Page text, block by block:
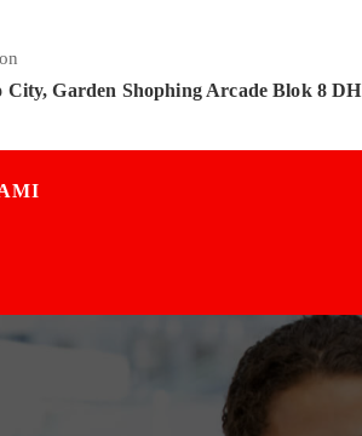
City, Garden Shophing Arcade Blok 8 DH